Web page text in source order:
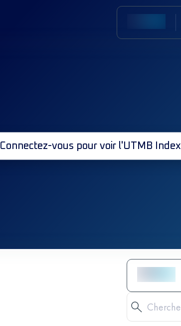
Connectez-vous pour voir l'UTMB Index